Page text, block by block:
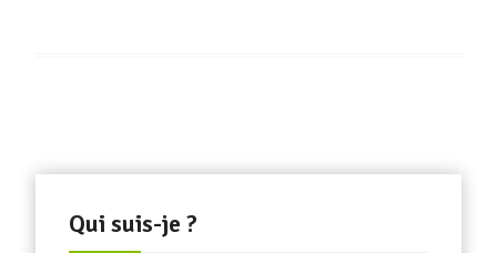
Qui suis-je ?